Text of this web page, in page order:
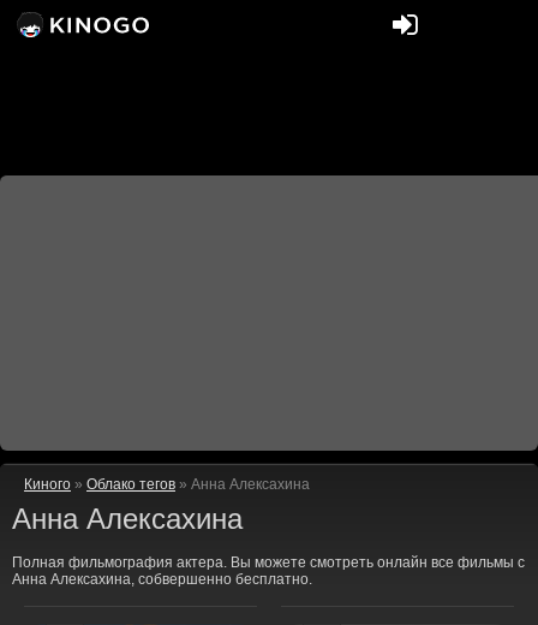
Киного » Облако тегов » Анна Алексахина
Анна Алексахина
Полная фильмография актера. Вы можете смотреть онлайн все фильмы с
Анна Алексахина, собвершенно бесплатно.